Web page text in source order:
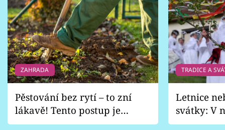
ZAHRADA
Pěstování bez rytí – to zní
lákavě! Tento postup je
vhodný jen pro některé
TRADICE A
Letnice
svátky: V
pondělí